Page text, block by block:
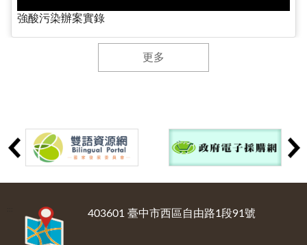
強酸污染辦案實錄
更多
403601 臺中市西區自由路1段91號